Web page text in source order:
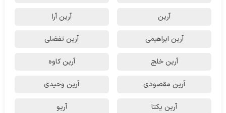
آرین آرین آرا
آرین ابراهیمی آرین تفضلی
آرین خلج آرین کاوه
آرین مقصودی آرین وحیدی
آرین یکتا آریو